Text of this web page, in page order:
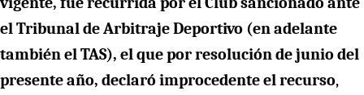
el Tribunal de Arbitraje Deportivo (en adelante
también el TAS), el que por resolución de junio del
presente año, declaró improcedente el recurso,